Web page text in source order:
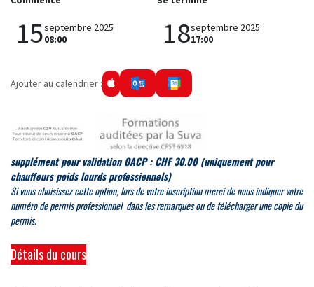
15septembre 2025
08:00
18septembre 2025
17:00
Ajouter au calendrier :
supplément pour validation OACP : CHF 30.00(uniquement pour
chauffeurs poids lourds professionnels)
Sivous choisissez cette option, lors de votre inscription merci denous indiquer votre
numéro de permis professionnel dans les remarques ou de télécharger une copie du
permis.
Détails du cours